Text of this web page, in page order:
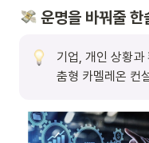
운명을 바꿔줄 한
기업, 개인 상황
춤형 카멜레온 컨